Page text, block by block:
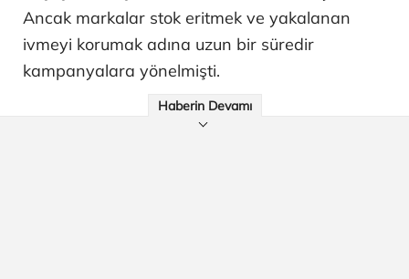
Ancak markalar stok eritmek ve yakalanan
ivmeyi korumak adına uzun bir süredir
kampanyalara yönelmişti.
Haberin Devamı